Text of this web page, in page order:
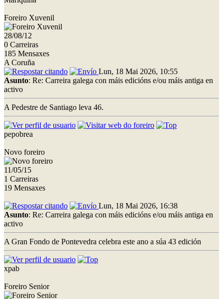
Foreiro Xuvenil
28/08/12
0 Carreiras
185 Mensaxes
A Coruña
Lun, 18 Mai 2026, 10:55
Asunto: Re: Carreira galega con máis edicións e/ou máis antiga en
activo
A Pedestre de Santiago leva 46.
pepobrea
Novo foreiro
11/05/15
1 Carreiras
19 Mensaxes
Lun, 18 Mai 2026, 16:38
Asunto: Re: Carreira galega con máis edicións e/ou máis antiga en
activo
A Gran Fondo de Pontevedra celebra este ano a súa 43 edición
xpab
Foreiro Senior